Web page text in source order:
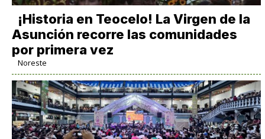
​¡Historia en Teocelo! La Virgen de la
Asunción recorre las comunidades
por primera vez
Noreste